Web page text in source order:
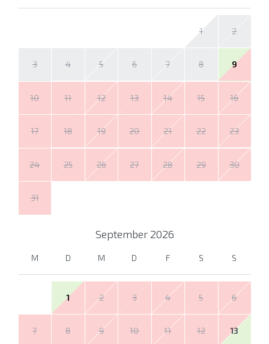
1 2
3 4 5 6 7 8 9
10 11 12 13 14 15 16
17 18 19 20 21 22 23
24 25 26 27 28 29 30
31
September 2026
M D M D F S S
1 2 3 4 5 6
7 8 9 10 11 12 13